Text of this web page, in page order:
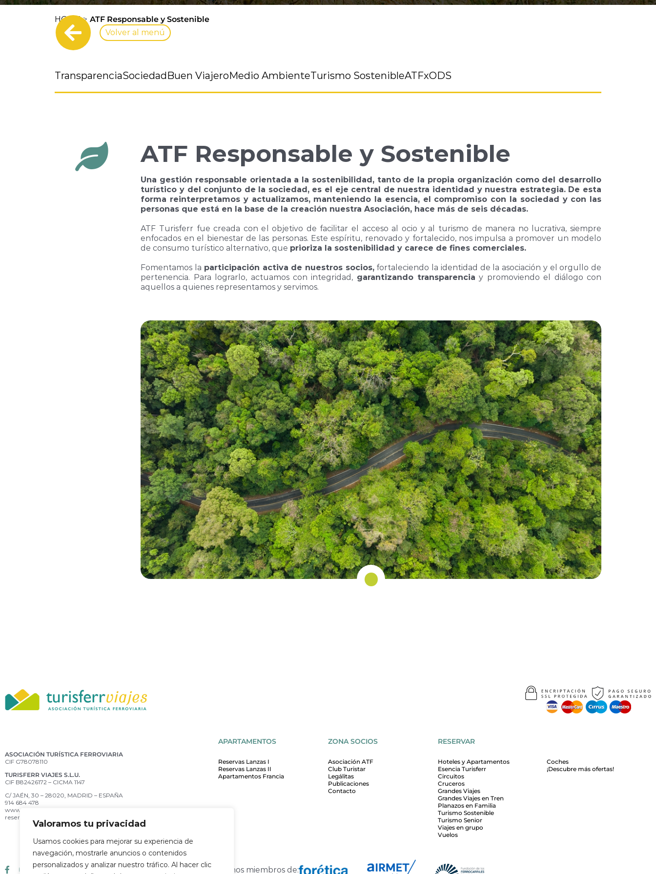
Valoramos tu privacidad
Usamos cookies para mejorar su experiencia de
navegación, mostrarle anuncios o contenidos
personalizados y analizar nuestro tráfico. Al hacer clic
HOME
ATF Responsable y Sostenible
Volver al menú
TransparenciaSociedadBuen ViajeroMedio AmbienteTurismo SostenibleATFxODS
ATF Responsable y Sostenible
Una gestión responsable orientada a la sostenibilidad, tanto de la propia organización como del desarrollo
turístico y del conjunto de la sociedad, es el eje central de nuestra identidad y nuestra estrategia. De esta
forma reinterpretamos y actualizamos, manteniendo la esencia, el compromiso con la sociedad y con las
personas que está en la base de la creación nuestra Asociación, hace más de seis décadas.
ATF Turisferr fue creada con el objetivo de facilitar el acceso al ocio y al turismo de manera no lucrativa, siempre
enfocados en el bienestar de las personas. Este espíritu, renovado y fortalecido, nos impulsa a promover un modelo
de consumo turístico alternativo, que prioriza la sostenibilidad y carece de fines comerciales.
Fomentamos la participación activa de nuestros socios,fortaleciendo la identidad de la asociación y el orgullo de
pertenencia. Para lograrlo, actuamos con integridad, garantizando transparencia y promoviendo el diálogo con
aquellos a quienes representamos y servimos.
ASOCIACIÓN TURÍSTICA FERROVIARIA
CIF G78078110
TURISFERR VIAJES S.L.U.
CIF B82426172 – CICMA 1147
C/ JAÉN, 30 – 28020, MADRID – ESPAÑA
914 684 478
www.turisferr.com
reservas@turisferr.com
APARTAMENTOS
Reservas Lanzas I
Reservas Lanzas II
Apartamentos Francia
ZONA SOCIOS
Asociación ATF
Club Turistar
Legálitas
Publicaciones
Contacto
RESERVAR
Hoteles y Apartamentos
Esencia Turisferr
Circuitos
Cruceros
Grandes Viajes
Grandes Viajes en Tren
Planazos en Familia
Turismo Sostenible
Turismo Senior
Viajes en grupo
Vuelos
Coches
¡Descubre más ofertas!
Somos miembros de: